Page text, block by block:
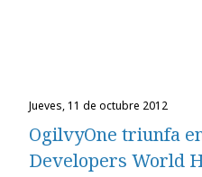
jueves, 11 de octubre 2012
OgilvyOne triunfa
Developers World